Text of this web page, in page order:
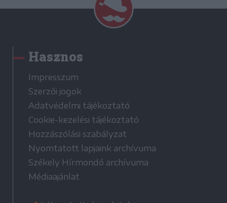
Hasznos
Impresszum
Szerzői jogok
Adatvédelmi tájékoztató
Cookie-kezelési tájékoztató
Hozzászólási szabályzat
Nyomtatott lapjaink archívuma
Székely Hírmondó archívuma
Médiaajánlat